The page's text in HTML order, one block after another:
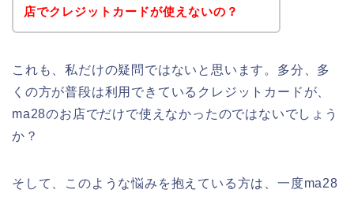
店でクレジットカードが使えないの？
これも、私だけの疑問ではないと思います。多分、多
くの方が普段は利用できているクレジットカードが、
ma28のお店でだけで使えなかったのではないでしょう
か？
そして、このような悩みを抱えている方は、一度ma28